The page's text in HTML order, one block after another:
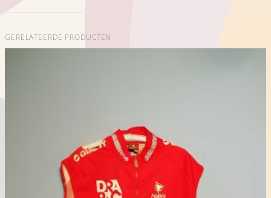
GERELATEERDE PRODUCTEN